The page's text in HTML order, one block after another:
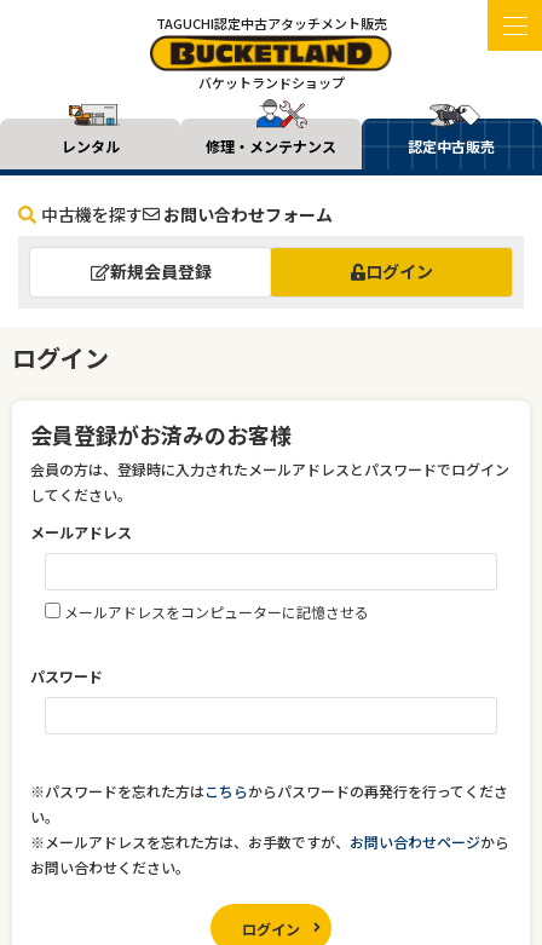
TAGUCHI認定中古アタッチメント販売
バケットランドショップ
レンタル 修理・メンテナンス 認定中古販売
中古機を探す お問い合わせフォーム
新規会員登録 ログイン
ログイン
会員登録がお済みのお客様
会員の方は、登録時に入力されたメールアドレスとパスワードでログイン
してください。
メールアドレス
メールアドレスをコンピューターに記憶させる
パスワード
※パスワードを忘れた方はこちらからパスワードの再発行を行ってくださ
い。
※メールアドレスを忘れた方は、お手数ですが、 お問い合わせページから
お問い合わせください。
ログイン